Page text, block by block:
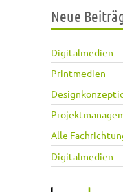
Neue
Digitalmedien
Printmedien
Alle
Digitalmedien